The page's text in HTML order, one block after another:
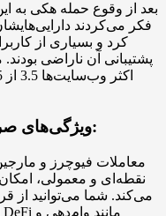
بعد از وقوع حمله هکی به
فکر می‌کردند
کرد و بسیاری از
پشتیبانی آن ناراضی
ویژگی‌های صرافی بیت‌مارت به شرح زیر است:
معاملات فیوچرز و
نقطه‌ای و معمولی،